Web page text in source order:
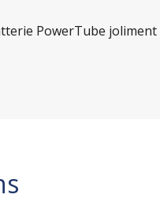
PowerTube joliment